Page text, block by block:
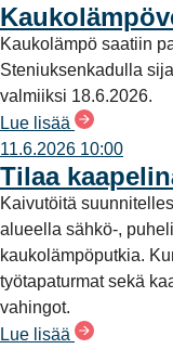
Kaukolämpö saatiin
Steniuksenkadulla
valmiiksi 18.6.2026.
Lue lisää
11.6.2026 10:00
Tilaa
Kaivutöitä
alueella sähkö-,
kaukolämpöputkia.
työtapaturmat sekä
vahingot.
Lue lisää